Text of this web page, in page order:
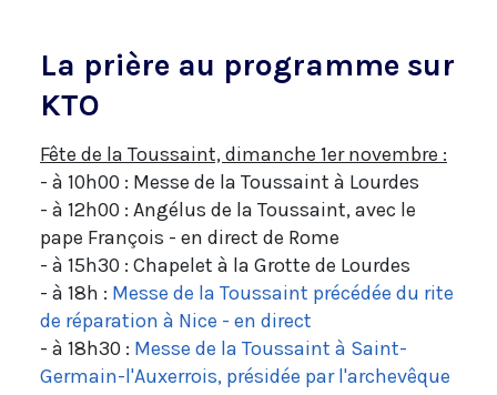
La prière au programme sur
KTO
Fête de la Toussaint, dimanche 1er novembre :
- à 10h00 : Messe de la Toussaint à Lourdes
- à 12h00 : Angélus de la Toussaint, avec le
pape François - en direct de Rome
- à 15h30 : Chapelet à la Grotte de Lourdes
- à 18h : Messe de la Toussaint précédée du rite
de réparation à Nice - en direct
- à 18h30 : Messe de la Toussaint à Saint-
Germain-l'Auxerrois, présidée par l'archevêque